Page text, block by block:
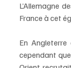
L’Allemagne
France à cet
En
cependant